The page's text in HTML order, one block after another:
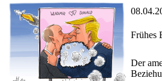
Frühes
Der